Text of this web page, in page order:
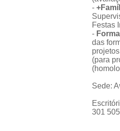
-
Festas
-
das
(para
Sede:
301